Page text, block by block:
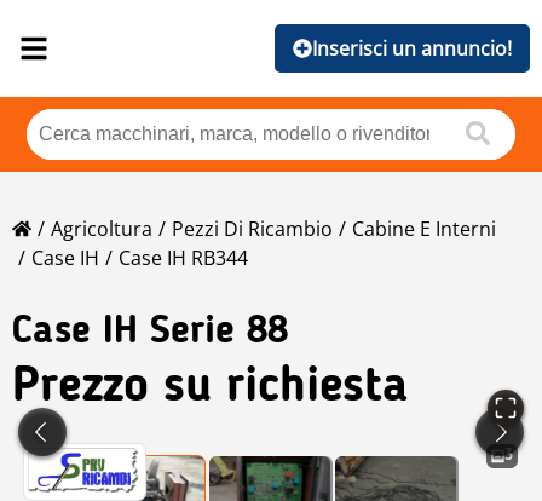
Inserisci un annuncio!
Agricoltura Pezzi Di Ricambio
Cabine E Interni
Case IH
Case IH RB344
Case IH Serie 88
Prezzo su richiesta
3